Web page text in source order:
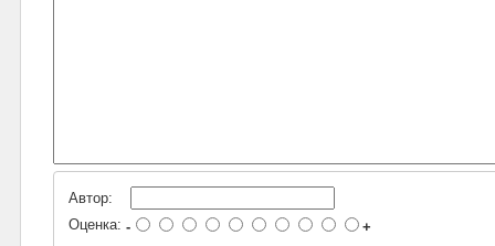
Автор:
Оценка: - +